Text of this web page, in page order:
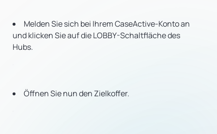
Melden Sie sich bei Ihrem CaseActive-Konto an
und klicken Sie auf die LOBBY-Schaltfläche des
Hubs.
Öffnen Sie nun den Zielkoffer.